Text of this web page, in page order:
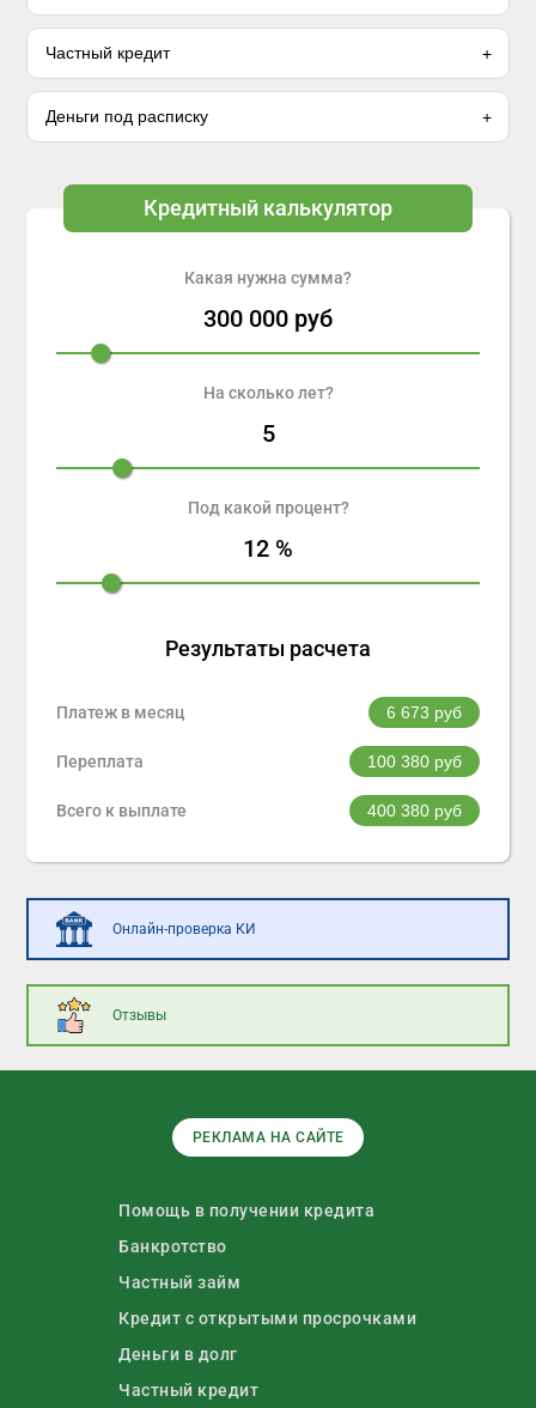
Частный кредит
Деньги под расписку
Кредитный калькулятор
Какая нужна сумма?
300 000 руб
На сколько лет?
5
Под какой процент?
12 %
Результаты расчета
Платеж в месяц 6 673 руб
Переплата 100 380руб
Всего к выплате 400 380руб
Онлайн-проверка КИ
Отзывы
РЕКЛАМА НА САЙТЕ
Помощь в получении кредита
Банкротство
Частный займ
Кредит с открытыми просрочками
Деньги в долг
Частный кредит